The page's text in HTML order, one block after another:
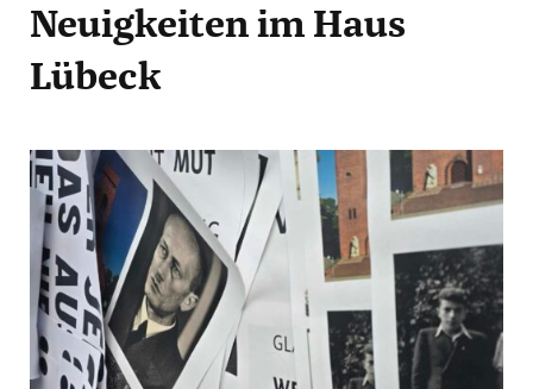
Neuigkeitenim Haus
Lübeck